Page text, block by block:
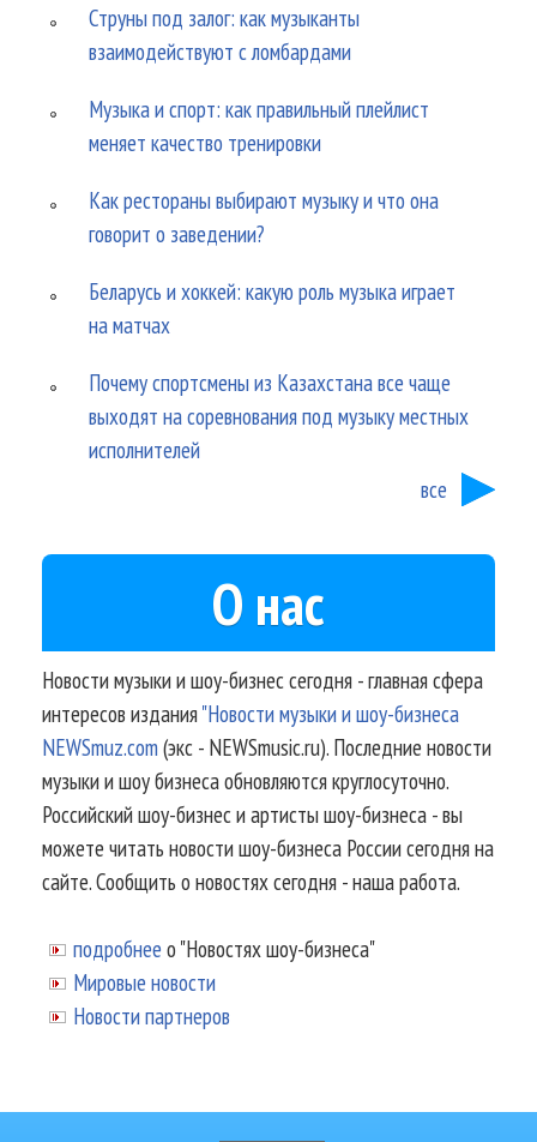
Струны под залог: как музыканты
взаимодействуют с ломбардами
Музыка и спорт: как правильный плейлист
меняет качество тренировки
Как рестораны выбирают музыку и что она
говорит о заведении?
Беларусь и хоккей: какую роль музыка играет
на матчах
Почему спортсмены из Казахстана все чаще
выходят на соревнования под музыку местных
исполнителей
все
О нас
Новости музыки и шоу-бизнес сегодня - главная сфера
интересов издания"Новости музыки и шоу-бизнеса
NEWSmuz.com(экс - NEWSmusic.ru). Последние новости
музыки и шоу бизнеса обновляются круглосуточно.
Российский шоу-бизнес и артисты шоу-бизнеса - вы
можете читать новости шоу-бизнеса России сегодня на
сайте. Сообщить о новостях сегодня - наша работа.
подробнее о "Новостях шоу-бизнеса"
Мировые новости
Новости партнеров